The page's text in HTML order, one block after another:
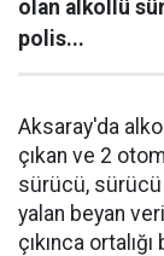
olan alkollü
polis...
Aksaray'da
çıkan ve 2
sürücü, sürücü
yalan beyan
çıkınca